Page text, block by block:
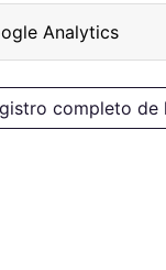
Analytics
completo de